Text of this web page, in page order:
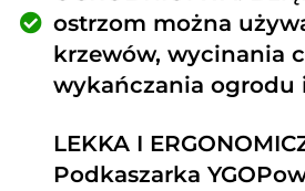
ostrzom można
krzewów, wycinania
wykańczania ogrodu
LEKKA I
Podkaszarka